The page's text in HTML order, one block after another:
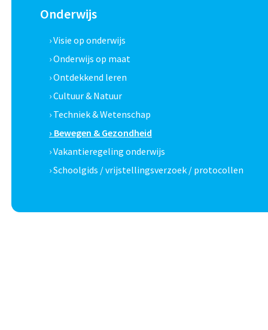
Onderwijs
› Visie op onderwijs
› Onderwijs op maat
› Ontdekkend leren
› Cultuur & Natuur
› Techniek & Wetenschap
› Bewegen & Gezondheid
› Vakantieregeling onderwijs
› Schoolgids / vrijstellingsverzoek / protocollen